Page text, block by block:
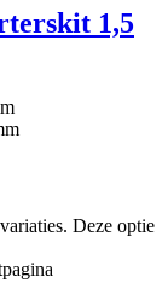
1,5
Deze optie